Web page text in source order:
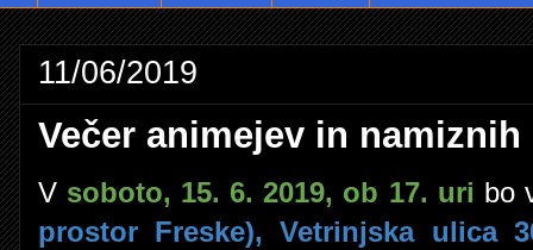
11/06/2019
Večer animejev in namiznih
V soboto, 15. 6. 2019, ob 17. uri bo
prostor Freske), Vetrinjska ulica